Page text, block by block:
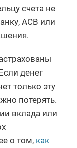
счета не
АСВ или
денег
только эту
потерять.
вклада или
о том, как